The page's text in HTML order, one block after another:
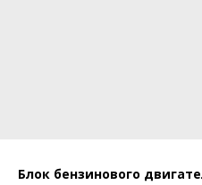
Блок бензинового